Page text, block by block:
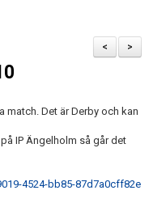
>
<
match. Det är Derby och kan
IP Ängelholm så går det
4524-bb85-87d7a0cff82e